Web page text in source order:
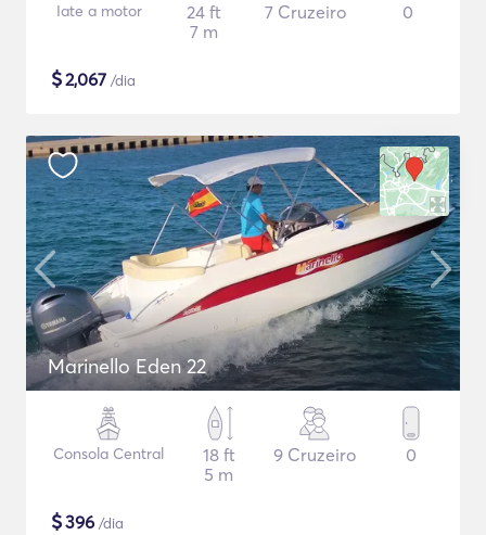
Iate a motor
24 ft
7 m
7 Cruzeiro 0
$2,067 /dia
Marinello Eden 22
Consola Central
18 ft
5 m
9 Cruzeiro 0
$396 /dia